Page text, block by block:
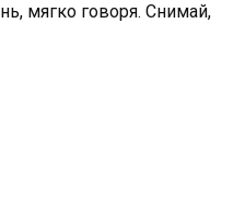
мягко говоря. Снимай,